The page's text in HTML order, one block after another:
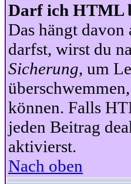
Darf ich HTML
Das hängt
darfst, wirst du
Sicherung, um
können. Falls
jeden Beitrag
aktivierst.
Nach oben